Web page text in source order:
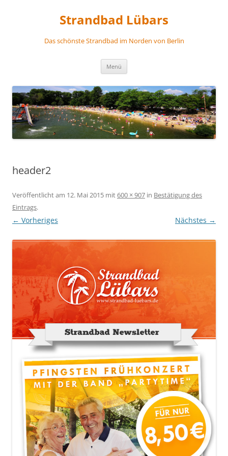
Strandbad Lübars
Das schönste Strandbad im Norden von Berlin
Menü
header2
Veröffentlicht am 12. Mai 2015 mit600 × 907 in Bestätigung des
Eintrags.
← Vorheriges Nächstes →